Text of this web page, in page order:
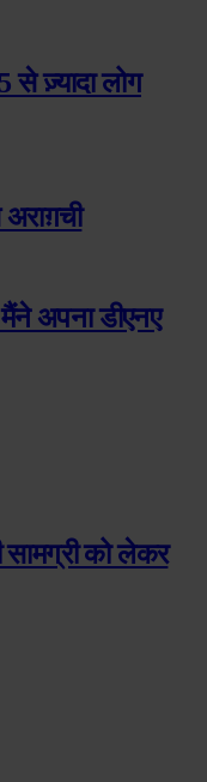
से ज़्यादा लोग
मैंने अपना डीएनए
सामग्री को लेकर